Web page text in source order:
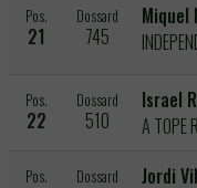
Pos.
21
Dossard
745
Miquel
Pos.
22
Dossard
510
Israel
A TOPE
Pos. Dossard Jordi